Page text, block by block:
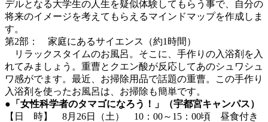
デルとなる大学生の人生を疑似体験してもらう事で、自分の
将来のイメージを考えてもらえるマインドマップを作成しま
す。
第2部： 家庭にあるサイエンス（約1時間）
リラックスタイムのお風呂。そこに、手作りの入浴剤を入
れてみましょう。重曹とクエン酸が反応してあのシュワシュ
ワ感がでます。最近、お掃除用品で話題の重曹。この手作り
入浴剤を使ったお風呂は、お掃除も簡単です。
●「女性科学者のタマゴになろう！」（宇都宮キャンパス）
【日 時】 8月26日（土） 10：00～15：00頃 昼食付き